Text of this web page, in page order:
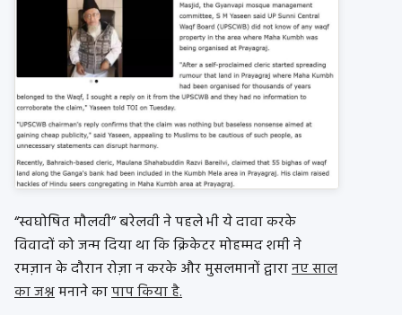
“स्वघोषित मौलवी” बरेलवी ने पहले भी ये दावा करके
विवादों को जन्म दिया था कि क्रिकेटर मोहम्मद शमी ने
रमज़ान के दौरान रोज़ा न करके और मुसलमानों द्वारानए साल
का जश्नमनाने कापाप किया है.